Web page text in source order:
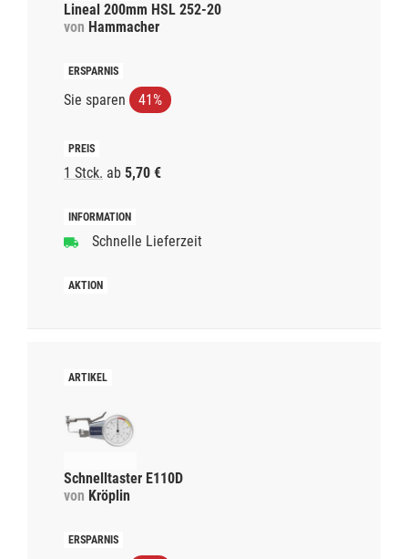
Lineal 200mm HSL 252-20
von Hammacher
Sie sparen 41%
1 Stck. ab 5,70 €
Schnelle Lieferzeit
Schnelltaster E110D
von Kröplin